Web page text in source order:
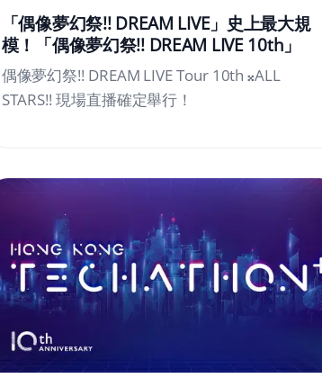
堡每年夏天深受眾多遊客喜愛的夏季區域，在今
年將有「歐風水岸」全新登場，可讓人遠離日
藍色海洋與白色沙灘為設計概念，打造出充滿開
放感的泳池空間，帶來無與倫比的放鬆體驗。此
景、開放感十足的水上花園中，更有每年大受好
能夠在此歡樂暢玩。請在全面升級、兼具遊樂與
放鬆的夏季區域中，度過美好的夏日假期。2.....
「偶像夢幻祭!! DREAM LIVE」史上最大規
模！「偶像夢幻祭!! DREAM LIVE 10th」
偶像夢幻祭!! DREAM LIVE Tour 10th 𝄪ALL
STARS!! 現場直播確定舉行！